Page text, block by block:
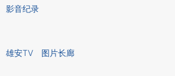
影音纪录
雄安TV 图片长廊